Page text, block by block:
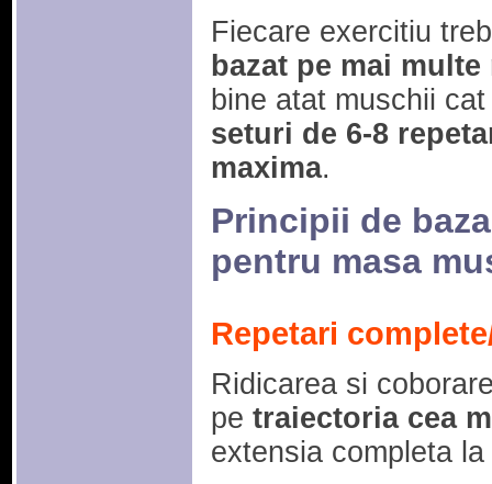
Fiecare exercitiu
bazat pe mai
bine atat muschii
seturi de 6-8
maxima.
Principii de
pentru masa
Repetari
Ridicarea si
pe traiectoria cea
extensia completa